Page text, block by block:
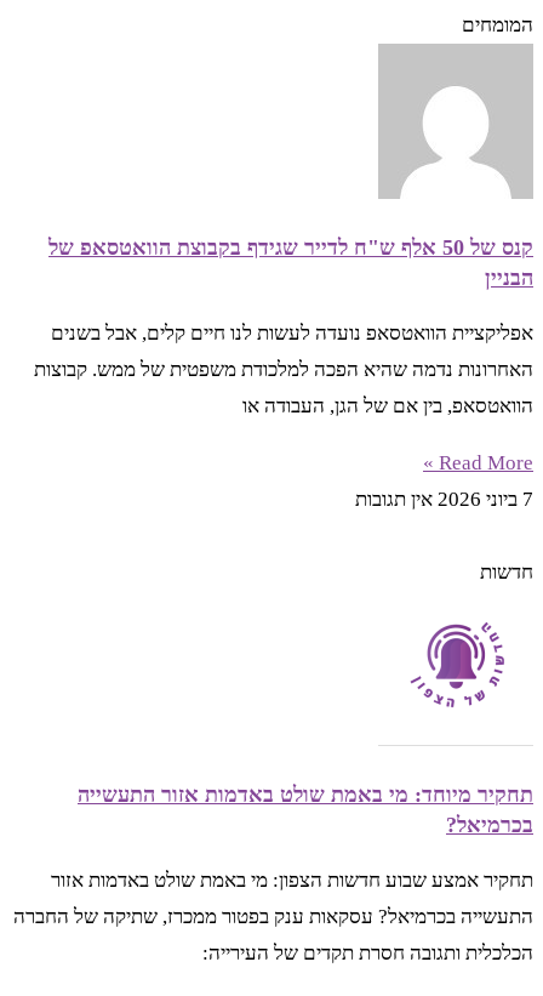
המומחים
קנס של 50 אלף ש"ח לדייר שגידף בקבוצת הוואטסאפ של
הבניין
אפליקציית הוואטסאפ נועדה לעשות לנו חיים קלים, אבל בשנים
האחרונות נדמה שהיא הפכה למלכודת משפטית של ממש. קבוצות
הוואטסאפ, בין אם של הגן, העבודה או
Read More »
7 ביוני 2026
אין תגובות
חדשות
תחקיר מיוחד: מי באמת שולט באדמות אזור התעשייה
בכרמיאל?
תחקיר אמצע שבוע חדשות הצפון: מי באמת שולט באדמות אזור
התעשייה בכרמיאל? עסקאות ענק בפטור ממכרז, שתיקה של החברה
הכלכלית ותגובה חסרת תקדים של העירייה: